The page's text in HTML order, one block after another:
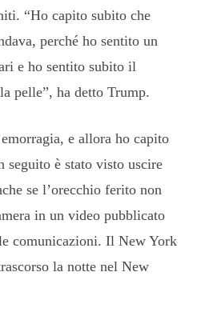
“Ho capito subito che
perché ho sentito un
e ho sentito subito il
pelle”, ha detto Trump.
e allora ho capito
seguito è stato visto uscire
se l’orecchio ferito non
in un video pubblicato
comunicazioni. Il New York
la notte nel New